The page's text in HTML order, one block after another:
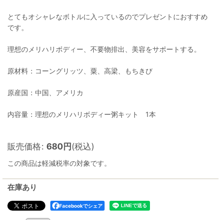
とてもオシャレなボトルに入っているのでプレゼントにおすすめ
です。
理想のメリハリボディー、不要物排出、美容をサポートする。
原材料：コーングリッツ、粟、高梁、もちきび
原産国：中国、アメリカ
内容量：理想のメリハリボディー粥キット 1本
販売価格: 680円(税込)
この商品は軽減税率の対象です。
在庫あり
Facebookでシェア